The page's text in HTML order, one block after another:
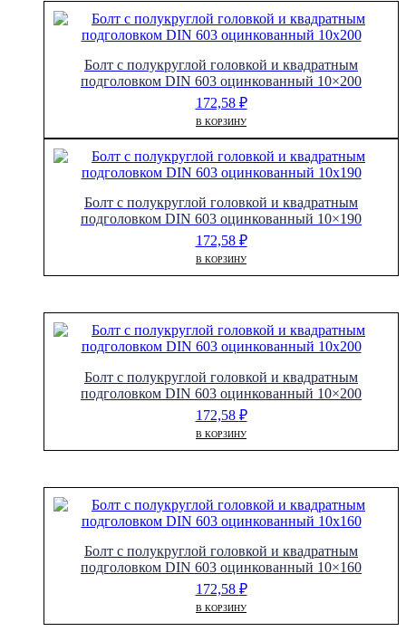
Болт с полукруглой головкой и квадратным
подголовком DIN 603 оцинкованный 10×200
172,58 ₽
В КОРЗИНУ
Болт с полукруглой головкой и квадратным
подголовком DIN 603 оцинкованный 10×190
172,58 ₽
В КОРЗИНУ
Болт с полукруглой головкой и квадратным
подголовком DIN 603 оцинкованный 10×200
172,58 ₽
В КОРЗИНУ
Болт с полукруглой головкой и квадратным
подголовком DIN 603 оцинкованный 10×160
172,58 ₽
В КОРЗИНУ